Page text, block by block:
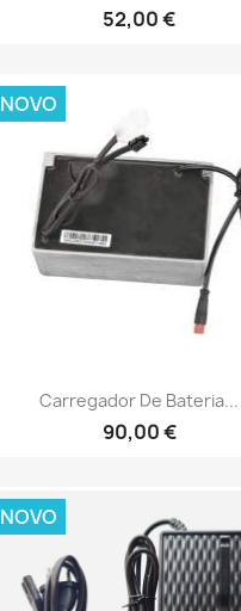
52,00 €
Vista rápida
Carregador De Bateria...
90,00 €
NOVO
NOVO